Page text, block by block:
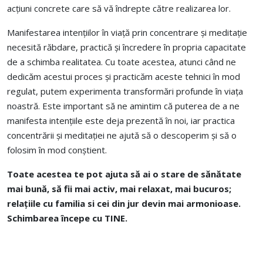
acțiuni concrete care să vă îndrepte către realizarea lor.
Manifestarea intențiilor în viață prin concentrare și meditație
necesită răbdare, practică și încredere în propria capacitate
de a schimba realitatea. Cu toate acestea, atunci când ne
dedicăm acestui proces și practicăm aceste tehnici în mod
regulat, putem experimenta transformări profunde în viața
noastră. Este important să ne amintim că puterea de a ne
manifesta intențiile este deja prezentă în noi, iar practica
concentrării și meditației ne ajută să o descoperim și să o
folosim în mod conștient.
Toate acestea te pot ajuta să ai o stare de sănătate
mai bună, să fii mai activ, mai relaxat, mai bucuros;
relațiile cu familia si cei din jur devin mai armonioase.
Schimbarea începe cu TINE.